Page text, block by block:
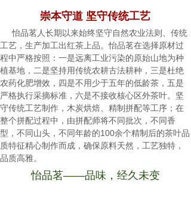
崇本守道 坚守传统工艺
怡品茗人长期以来始终坚守自然农业法则、传统
工艺，生产加工出红茶上品。怡品茗在选择原材过
程中严格按照：一是远离工业污染的原始山地为种
植基地，二是坚持用传统农耕古法耕种，三是杜绝
农药化肥增效，四是不用少于五年的低龄茶，五是
严格执行采摘标准，六是不接收核心区外茶叶。坚
守传统工艺制作，木炭烘焙、精制拼配等工序；在
整个拼配过程中，由拼配师将不同批次，不同香
型，不同山头，不同年龄的100余个精制后的茶叶品
质特征精心制作而成，确保原料天然，工艺独特，
品质高雅。
怡品茗——品味，经久未变